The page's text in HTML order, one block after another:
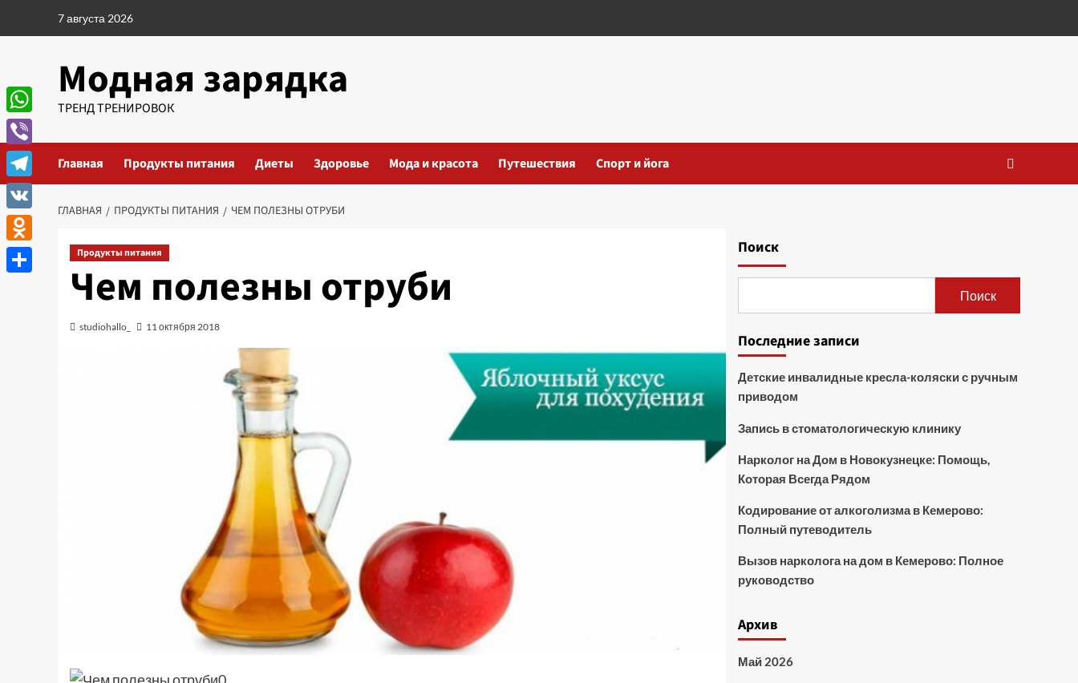
7 августа 2026
Модная зарядка
ТРЕНД ТРЕНИРОВОК
Главная Продукты питания Диеты Здоровье Мода и красота Путешествия Спорт и йога
ГЛАВНАЯ ПРОДУКТЫ ПИТАНИЯ ЧЕМ ПОЛЕЗНЫ ОТРУБИ
Продукты питания
Чем полезны отруби
studiohallo_ 11 октября 2018
Поиск
Поиск
Последние записи
Детские инвалидные кресла-коляски с ручным
приводом
Запись в стоматологическую клинику
Нарколог на Дом в Новокузнецке: Помощь,
Которая Всегда Рядом
Кодирование от алкоголизма в Кемерово:
Полный путеводитель
Вызов нарколога на дом в Кемерово: Полное
руководство
Архив
Май 2026
WhatsApp
Viber
Telegram
VK
Odnoklassniki